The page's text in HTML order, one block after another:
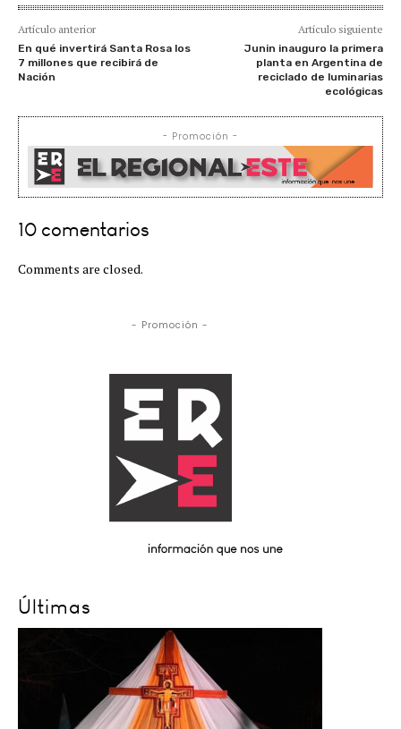
Artículo anterior
En qué invertirá Santa Rosa los
7 millones que recibirá de
Nación
Artículo siguiente
Junin inauguro la primera
planta en Argentina de
reciclado de luminarias
ecológicas
- Promoción -
10 comentarios
Comments are closed.
- Promoción -
Últimas